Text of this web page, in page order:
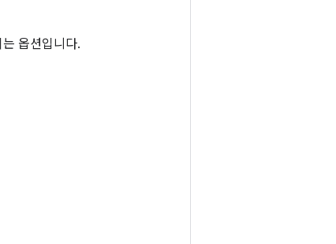
옵션입니다.